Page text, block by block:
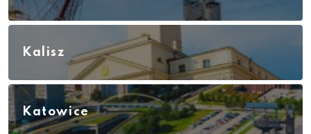
Kalisz
Katowice